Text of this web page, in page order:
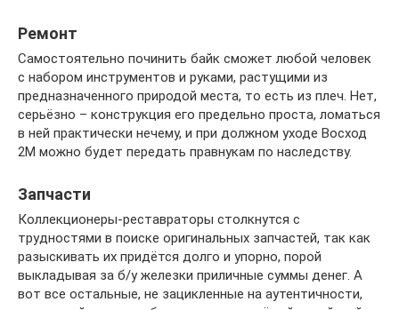
Ремонт
Самостоятельно починить байк сможет любой человек
с набором инструментов и руками, растущими из
предназначенного природой места, то есть из плеч. Нет,
серьёзно – конструкция его предельно проста, ломаться
в ней практически нечему, и при должном уходе Восход
2М можно будет передать правнукам по наследству.
Запчасти
Коллекционеры-реставраторы столкнутся с
трудностями в поиске оригинальных запчастей, так как
разыскивать их придётся долго и упорно, порой
выкладывая за б/у железки приличные суммы денег. А
вот все остальные, не зацикленные на аутентичности,